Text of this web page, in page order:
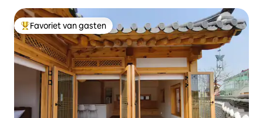
Chungcheong
Topfavoriet van gasten
Favoriet van gasten